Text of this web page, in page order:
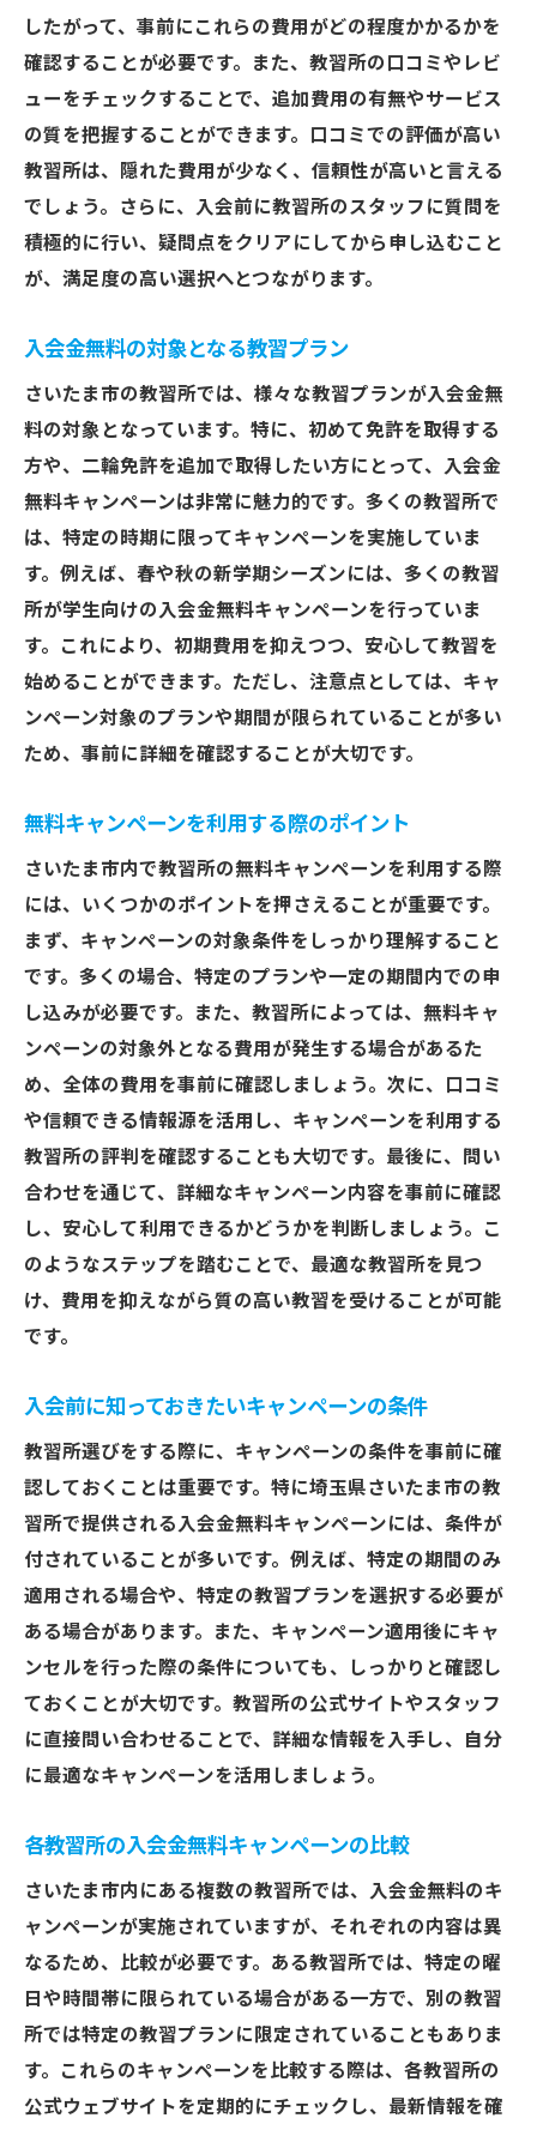
したがって、事前にこれらの費用がどの程度かかるかを
確認することが必要です。また、教習所の口コミやレビ
ューをチェックすることで、追加費用の有無やサービス
の質を把握することができます。口コミでの評価が高い
教習所は、隠れた費用が少なく、信頼性が高いと言える
でしょう。さらに、入会前に教習所のスタッフに質問を
積極的に行い、疑問点をクリアにしてから申し込むこと
が、満足度の高い選択へとつながります。
入会金無料の対象となる教習プラン
さいたま市の教習所では、様々な教習プランが入会金無
料の対象となっています。特に、初めて免許を取得する
方や、二輪免許を追加で取得したい方にとって、入会金
無料キャンペーンは非常に魅力的です。多くの教習所で
は、特定の時期に限ってキャンペーンを実施していま
す。例えば、春や秋の新学期シーズンには、多くの教習
所が学生向けの入会金無料キャンペーンを行っていま
す。これにより、初期費用を抑えつつ、安心して教習を
始めることができます。ただし、注意点としては、キャ
ンペーン対象のプランや期間が限られていることが多い
ため、事前に詳細を確認することが大切です。
無料キャンペーンを利用する際のポイント
さいたま市内で教習所の無料キャンペーンを利用する際
には、いくつかのポイントを押さえることが重要です。
まず、キャンペーンの対象条件をしっかり理解すること
です。多くの場合、特定のプランや一定の期間内での申
し込みが必要です。また、教習所によっては、無料キャ
ンペーンの対象外となる費用が発生する場合があるた
め、全体の費用を事前に確認しましょう。次に、口コミ
や信頼できる情報源を活用し、キャンペーンを利用する
教習所の評判を確認することも大切です。最後に、問い
合わせを通じて、詳細なキャンペーン内容を事前に確認
し、安心して利用できるかどうかを判断しましょう。こ
のようなステップを踏むことで、最適な教習所を見つ
け、費用を抑えながら質の高い教習を受けることが可能
です。
入会前に知っておきたいキャンペーンの条件
教習所選びをする際に、キャンペーンの条件を事前に確
認しておくことは重要です。特に埼玉県さいたま市の教
習所で提供される入会金無料キャンペーンには、条件が
付されていることが多いです。例えば、特定の期間のみ
適用される場合や、特定の教習プランを選択する必要が
ある場合があります。また、キャンペーン適用後にキャ
ンセルを行った際の条件についても、しっかりと確認し
ておくことが大切です。教習所の公式サイトやスタッフ
に直接問い合わせることで、詳細な情報を入手し、自分
に最適なキャンペーンを活用しましょう。
各教習所の入会金無料キャンペーンの比較
さいたま市内にある複数の教習所では、入会金無料のキ
ャンペーンが実施されていますが、それぞれの内容は異
なるため、比較が必要です。ある教習所では、特定の曜
日や時間帯に限られている場合がある一方で、別の教習
所では特定の教習プランに限定されていることもありま
す。これらのキャンペーンを比較する際は、各教習所の
公式ウェブサイトを定期的にチェックし、最新情報を確